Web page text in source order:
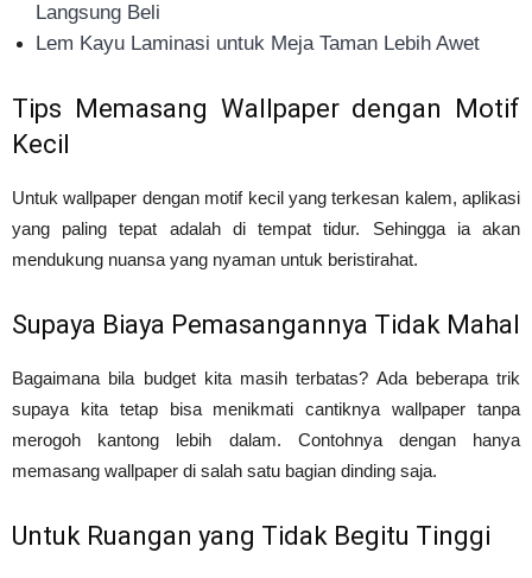
Langsung Beli
Lem Kayu Laminasi untuk Meja Taman Lebih Awet
Tips Memasang Wallpaper dengan Motif
Kecil
Untuk wallpaper dengan motif kecil yang terkesan kalem, aplikasi
yang paling tepat adalah di tempat tidur. Sehingga ia akan
mendukung nuansa yang nyaman untuk beristirahat.
Supaya Biaya Pemasangannya Tidak Mahal
Bagaimana bila budget kita masih terbatas? Ada beberapa trik
supaya kita tetap bisa menikmati cantiknya wallpaper tanpa
merogoh kantong lebih dalam. Contohnya dengan hanya
memasang wallpaper di salah satu bagian dinding saja.
Untuk Ruangan yang Tidak Begitu Tinggi